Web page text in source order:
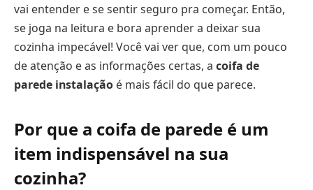
vai entender e se sentir seguro pra começar. Então,
se joga na leitura e bora aprender a deixar sua
cozinha impecável! Você vai ver que, com um pouco
de atenção e as informações certas, a coifa de
parede instalação é mais fácil do que parece.
Por que a coifa de parede é um
item indispensável na sua
cozinha?